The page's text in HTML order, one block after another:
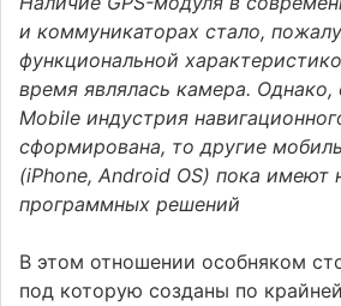
и коммуникаторах стало,
функциональной
время являлась камера. Однако,
Mobile индустрия
сформирована, то другие
(iPhone, Android OS) пока имеют
программных решений
В этом отношении особняком
под которую созданы по